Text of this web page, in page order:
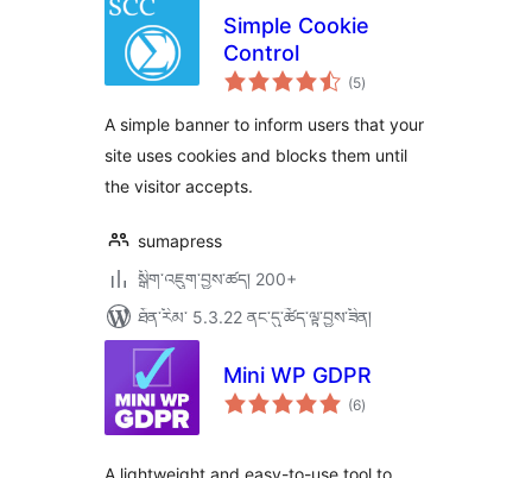
Simple Cookie
Control
(5གདེང་
འཇོག་
ཚང་།
)
A simple banner to inform users that your
site uses cookies and blocks them until
the visitor accepts.
sumapress
སྒྲིག་འཇུག་བྱས་ཚད། 200+
ཐོན་རིམ་ 5.3.22 ནང་དུ་ཚོད་ལྟ་བྱས་ཟིན།
Mini WP GDPR
(6གདེང་
འཇོག་
)
A lightweight and easy-to-use tool to